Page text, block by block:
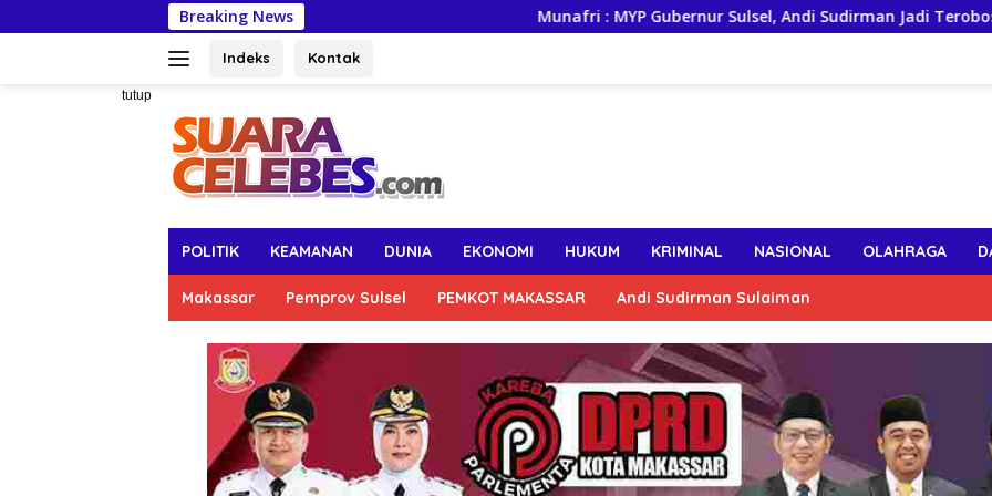
ke
Breaking News Munafri : MYP Gubernur Sulsel, Andi Sudirman Jadi Terobosan Besar
Indeks Kontak
tutup
POLITIK KEAMANAN DUNIA EKONOMI HUKUM KRIMINAL NASIONAL OLAHRAGA
Makassar Pemprov Sulsel PEMKOT MAKASSAR Andi Sudirman Sulaiman